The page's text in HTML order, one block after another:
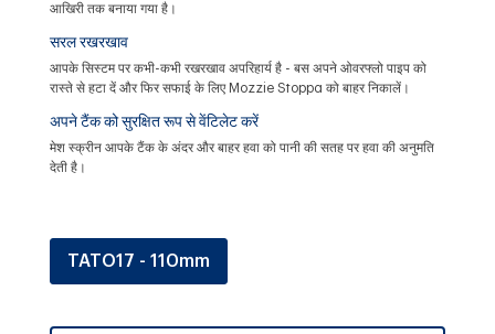
आखिरी तक बनाया गया है।
सरल रखरखाव
आपके सिस्टम पर कभी-कभी रखरखाव अपरिहार्य है - बस अपने ओवरफ्लो पाइप को
रास्ते से हटा दें और फिर सफाई के लिए Mozzie Stoppa को बाहर निकालें।
अपने टैंक को सुरक्षित रूप से वेंटिलेट करें
मेश स्क्रीन आपके टैंक के अंदर और बाहर हवा को पानी की सतह पर हवा की अनुमति
देती है।
TATO17 - 110mm